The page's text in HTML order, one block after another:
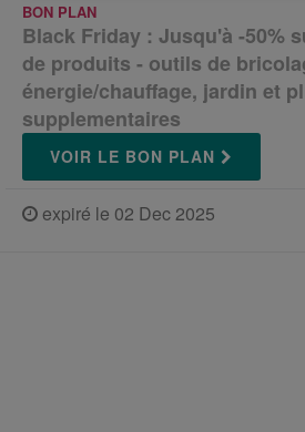
BON PLAN
Black Friday : Jusqu'à -50%
de produits - outils de
énergie/chauffage, jardin et
supplementaires
VOIR LE BON PLAN
expiré le 02 Dec 2025